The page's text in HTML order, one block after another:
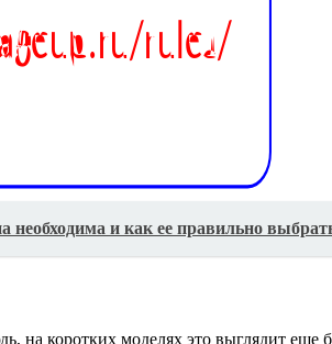
необходима и как ее правильно
на коротких моделях это выглядит